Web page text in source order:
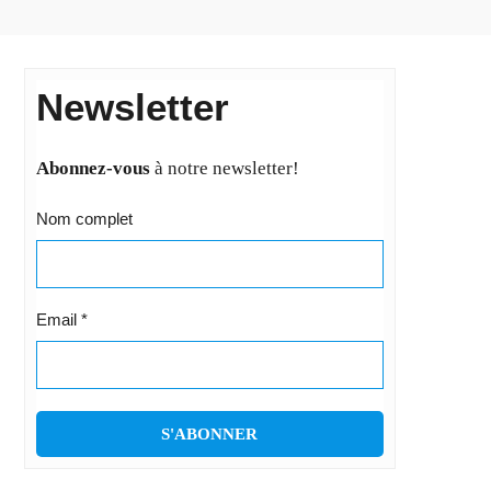
Newsletter
Abonnez-vousà notre newsletter!
Nom complet
Email *